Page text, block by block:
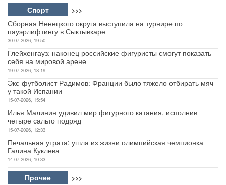
Спорт >>>
Сборная Ненецкого округа выступила на турнире по
пауэрлифтингу в Сыктывкаре
30-07-2026, 19:50
Глейхенгауз: наконец российские фигуристы смогут показать
себя на мировой арене
19-07-2026, 18:19
Экс-футболист Радимов: Франции было тяжело отбирать мяч
у такой Испании
15-07-2026, 15:54
Илья Малинин удивил мир фигурного катания, исполнив
четыре сальто подряд
15-07-2026, 12:33
Печальная утрата: ушла из жизни олимпийская чемпионка
Галина Куклева
14-07-2026, 10:33
Прочее >>>